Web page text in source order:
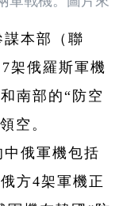
本部（聯
架俄羅斯軍機
南部的“防空
空。
俄軍機包括
方4架軍機正